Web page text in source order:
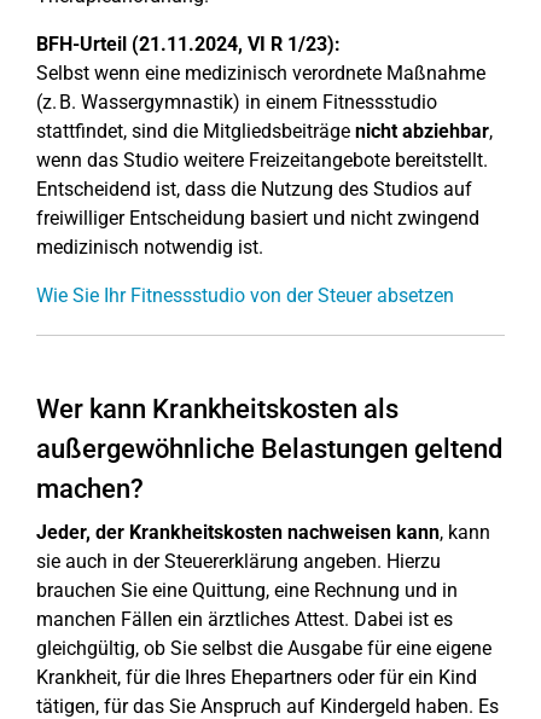
BFH-Urteil (21.11.2024, VI R 1/23):
Selbst wenn eine medizinisch verordnete Maßnahme
(z. B. Wassergymnastik) in einem Fitnessstudio
stattfindet, sind die Mitgliedsbeiträge nicht abziehbar,
wenn das Studio weitere Freizeitangebote bereitstellt.
Entscheidend ist, dass die Nutzung des Studios auf
freiwilliger Entscheidung basiert und nicht zwingend
medizinisch notwendig ist.
Wie Sie Ihr Fitnessstudio von der Steuer absetzen
Wer kann Krankheitskosten als
außergewöhnliche Belastungen geltend
machen?
Jeder, der Krankheitskosten nachweisen kann, kann
sie auch in der Steuererklärung angeben. Hierzu
brauchen Sie eine Quittung, eine Rechnung und in
manchen Fällen ein ärztliches Attest. Dabei ist es
gleichgültig, ob Sie selbst die Ausgabe für eine eigene
Krankheit, für die Ihres Ehepartners oder für ein Kind
tätigen, für das Sie Anspruch auf Kindergeld haben. Es